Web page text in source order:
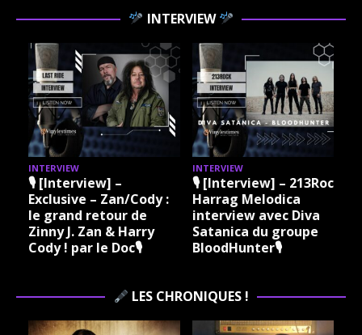
INTERVIEW
INTERVIEW
🎙 [Interview] –
Exclusive – Zan/Cody :
le grand retour de
Zinny J. Zan & Harry
Cody ! par le Doc🎙
INTERVIEW
🎙 [Interview] – 213Rock
Harrag Melodica
interview avec Diva
Satanica du groupe
BloodHunter🎙
LES CHRONIQUES !